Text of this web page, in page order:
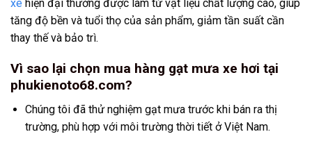
xe hiện đại thường được làm từ vật liệu chất lượng cao, giúp
tăng độ bền và tuổi thọ của sản phẩm, giảm tần suất cần
thay thế và bảo trì.
Vì sao lại chọn mua hàng gạt mưa xe hơi tại
phukienoto68.com?
Chúng tôi đã thử nghiệm gạt mưa trước khi bán ra thị
trường, phù hợp với môi trường thời tiết ở Việt Nam.